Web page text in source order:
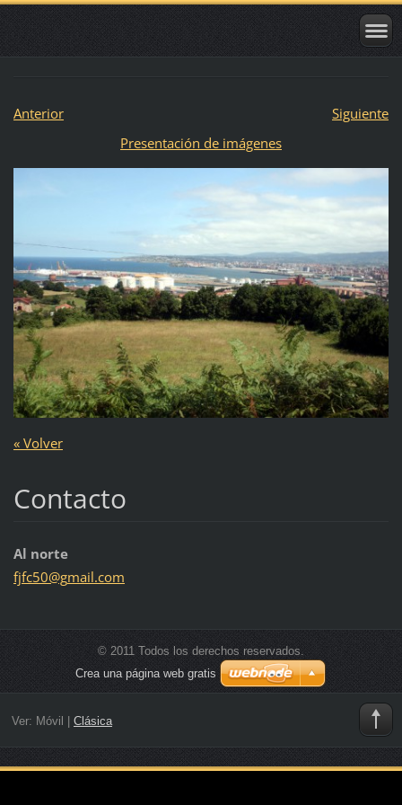
Anterior
Siguiente
Presentación de imágenes
« Volver
Contacto
Al norte
fjfc50@gmail.com
© 2011 Todos los derechos reservados.
Crea una página web gratis
Ver: Móvil | Clásica